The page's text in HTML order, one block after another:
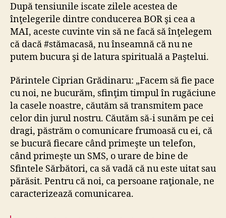
După tensiunile iscate zilele acestea de
înţelegerile dintre conducerea BOR şi cea a
MAI, aceste cuvinte vin să ne facă să înţelegem
că dacă #stămacasă, nu înseamnă că nu ne
putem bucura şi de latura spirituală a Paştelui.
Părintele Ciprian Grădinaru: „Facem să fie pace
cu noi, ne bucurăm, sfinţim timpul în rugăciune
la casele noastre, căutăm să transmitem pace
celor din jurul nostru. Căutăm să-i sunăm pe cei
dragi, păstrăm o comunicare frumoasă cu ei, că
se bucură fiecare când primeşte un telefon,
când primeşte un SMS, o urare de bine de
Sfintele Sărbători, ca să vadă că nu este uitat sau
părăsit. Pentru că noi, ca persoane raţionale, ne
caracterizează comunicarea.